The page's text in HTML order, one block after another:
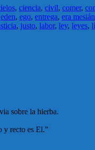
, ciencia, civil, comer,
eden, ego, entrega, era
, justo, labor, ley, leyes,
sobre la hierba.
y recto es El.”